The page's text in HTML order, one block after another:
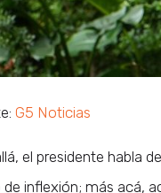
G5 Noticias
el presidente habla
inflexión; más acá,